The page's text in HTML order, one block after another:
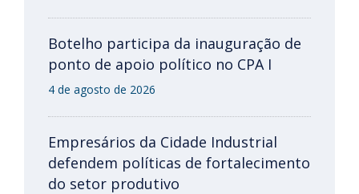
Botelho participa da inauguração de
ponto de apoio político no CPA I
4 de agosto de 2026
Empresários da Cidade Industrial
defendem políticas de fortalecimento
do setor produtivo